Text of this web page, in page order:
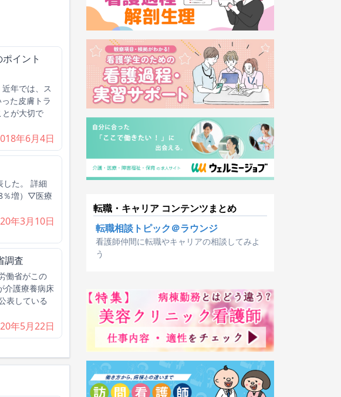
イント
年では、ス
た皮膚トラ
が大切で
年6月4日
た。 詳細
％増）▽医療
年3月10日
調査
働省がこの
介護療養病床
表している
年5月22日
転職・キャリア コンテンツまとめ
転職相談トピック＠ラウンジ
看護師仲間に転職やキャリアの相談してみよ
う